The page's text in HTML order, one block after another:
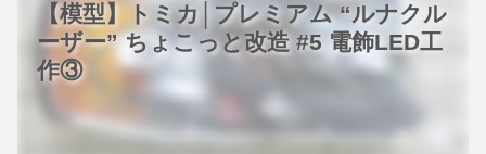
【模型】トミカ│プレミアム “ルナクル
ーザー” ちょこっと改造 #5 電飾LED工
作③